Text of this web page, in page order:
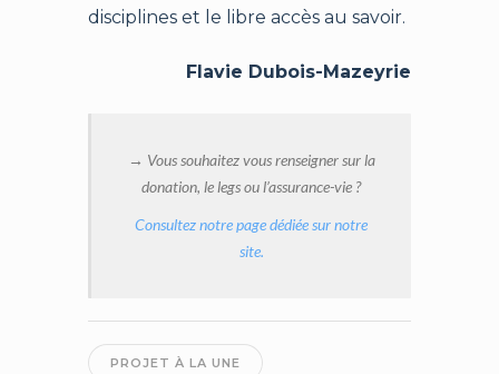
disciplines et le libre accès au savoir.
Flavie Dubois-Mazeyrie
→ Vous souhaitez vous renseigner sur la
donation, le legs ou l’assurance-vie ?
Consultez notre page dédiée sur notre
site.
PROJET À LA UNE